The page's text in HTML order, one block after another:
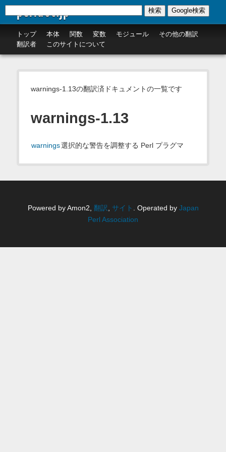
perldoc.jp
トップ 本体 関数 変数 モジュール
その他の翻訳
翻訳者
このサイトについて
検索 Google検索
warnings-1.13の翻訳済ドキュメントの一覧です
warnings-1.13
warnings選択的な警告を調整する Perl プラグマ
Powered by Amon2, 翻訳 サイト . Operated by Japan
Perl Association